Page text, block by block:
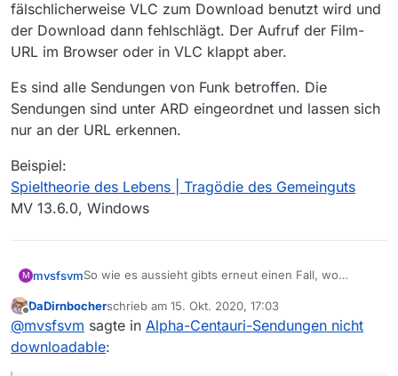
fälschlicherweise VLC zum Download benutzt wird und
der Download dann fehlschlägt. Der Aufruf der Film-
URL im Browser oder in VLC klappt aber.
Es sind alle Sendungen von Funk betroffen. Die
Sendungen sind unter ARD eingeordnet und lassen sich
nur an der URL erkennen.
Beispiel:
Spieltheorie des Lebens | Tragödie des Gemeinguts
MV 13.6.0, Windows
M mvsfsvmSo wie es aussieht gibts erneut einen Fall, wo
und der Download dann fehlschlägt. Der Aufruf der
Film-URL im Browser oder in VLC klappt aber.
Es sind alle Sendungen von Funk betroffen. Die
Sendungen sind unter ARD eingeordnet und lassen
sich nur an der URL erkennen.
Beispiel:
Offline
DaDirnbocherschrieb am 15. Okt. 2020, 17:03
zuletzt editiert von
@mvsfsvm sagte in Alpha-Centauri-Sendungen nicht
downloadable: